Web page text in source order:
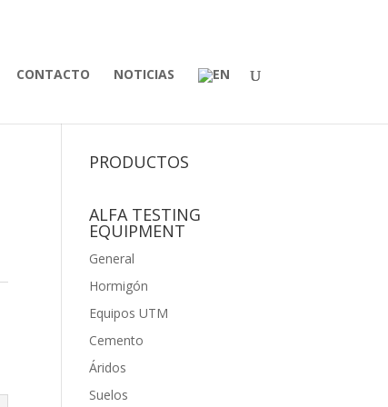
CONTACTO NOTICIAS
PRODUCTOS
ALFA TESTING
EQUIPMENT
General
Hormigón
Equipos UTM
Cemento
Áridos
Suelos